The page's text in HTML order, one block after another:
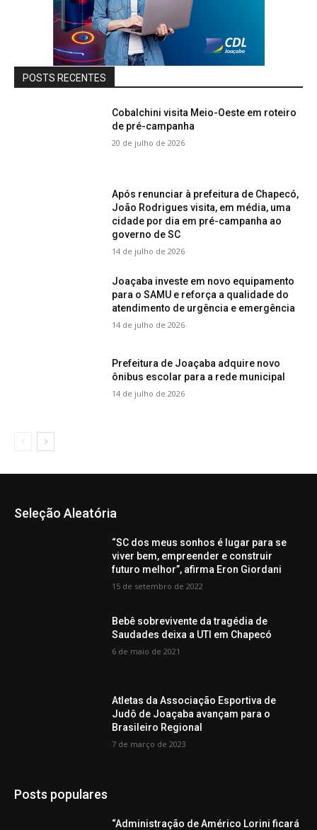
POSTS RECENTES
Cobalchini visita Meio-Oeste em roteiro
de pré-campanha
20 de julho de 2026
Após renunciar à prefeitura de Chapecó,
João Rodrigues visita, em média, uma
cidade por dia em pré-campanha ao
governo de SC
14 de julho de 2026
Joaçaba investe em novo equipamento
para o SAMU e reforça a qualidade do
atendimento de urgência e emergência
14 de julho de 2026
Prefeitura de Joaçaba adquire novo
ônibus escolar para a rede municipal
14 de julho de 2026
Seleção Aleatória
“SC dos meus sonhos é lugar para se
viver bem, empreender e construir
futuro melhor”, afirma Eron Giordani
15 de setembro de 2022
Bebê sobrevivente da tragédia de
Saudades deixa a UTI em Chapecó
6 de maio de 2021
Atletas da Associação Esportiva de
Judô de Joaçaba avançam para o
Brasileiro Regional
7 de março de 2023
Posts populares
“Administração de Américo Lorini ficará